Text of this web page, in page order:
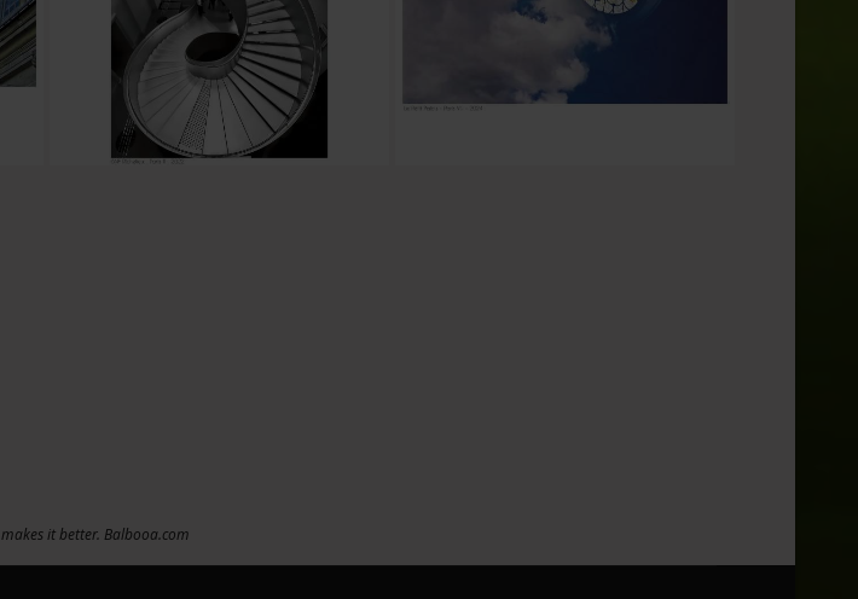
makes it better. Balbooa.com